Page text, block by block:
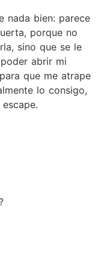
nada bien: parece
porque no
sino que se le
abrir mi
que me atrape
lo consigo,